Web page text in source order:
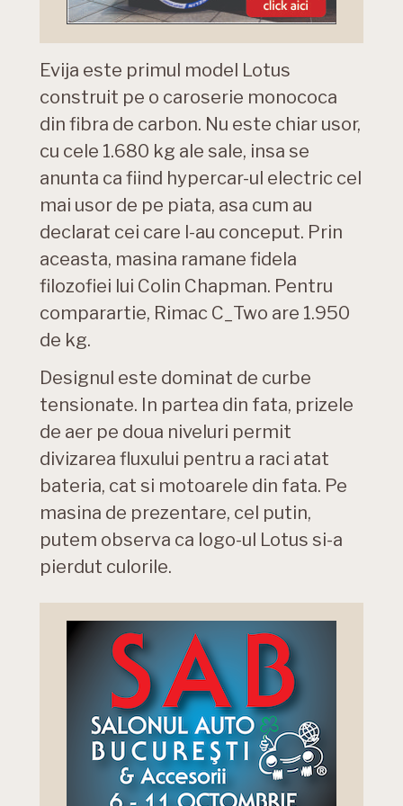
Evija este primul model Lotus
construit pe o caroserie monococa
din fibra de carbon. Nu este chiar usor,
cu cele 1.680 kg ale sale, insa se
anunta ca fiind hypercar-ul electric cel
mai usor de pe piata, asa cum au
declarat cei care l-au conceput. Prin
aceasta, masina ramane fidela
filozofiei lui Colin Chapman. Pentru
comparartie, Rimac C_Two are 1.950
de kg.
Designul este dominat de curbe
tensionate. In partea din fata, prizele
de aer pe doua niveluri permit
divizarea fluxului pentru a raci atat
bateria, cat si motoarele din fata. Pe
masina de prezentare, cel putin,
putem observa ca logo-ul Lotus si-a
pierdut culorile.